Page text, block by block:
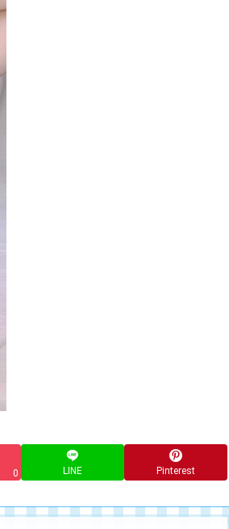
0 LINE Pinterest